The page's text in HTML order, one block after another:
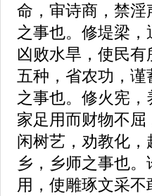
命，审诗商，禁
之事也。修堤梁
凶败水旱，使民有
五种，省农功，
之事也。修火宪
家足用而财物不
闲树艺，劝教化
乡，乡师之事也
用，使雕琢文采